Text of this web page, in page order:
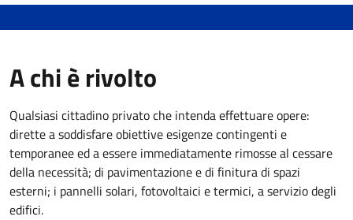
A chi è rivolto
Qualsiasi cittadino privato che intenda effettuare opere:
dirette a soddisfare obiettive esigenze contingenti e
temporanee ed a essere immediatamente rimosse al cessare
della necessità; di pavimentazione e di finitura di spazi
esterni; i pannelli solari, fotovoltaici e termici, a servizio degli
edifici.